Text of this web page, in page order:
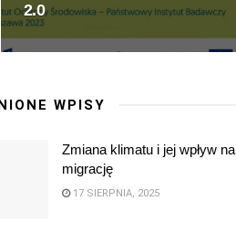
2.0
WPISY
Zmiana klimatu i jej wpływ na
migrację
17 SIERPNIA, 2025